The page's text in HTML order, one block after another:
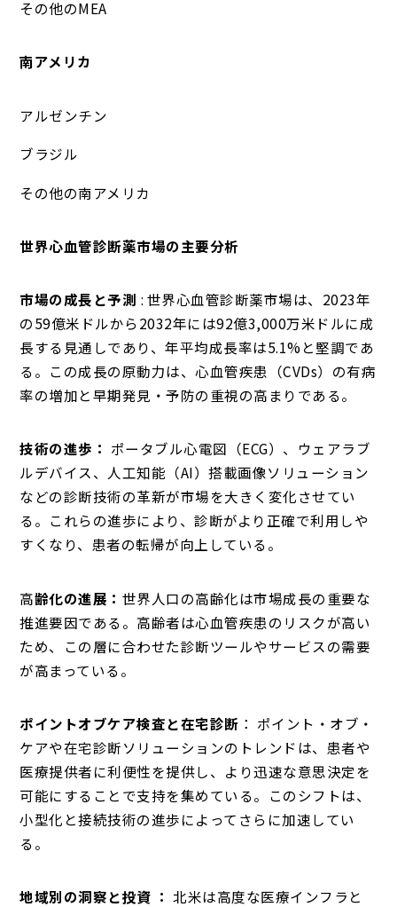
その他のMEA
南アメリカ
アルゼンチン
ブラジル
その他の南アメリカ
世界心血管診断薬市場の主要分析
市場の成長と予測 : 世界心血管診断薬市場は、2023年
の59億米ドルから2032年には92億3,000万米ドルに成
長する見通しであり、年平均成長率は5.1%と堅調であ
る。この成長の原動力は、心血管疾患（CVDs）の有病
率の増加と早期発見・予防の重視の高まりである。
技術の進歩： ポータブル心電図（ECG）、ウェアラブ
ルデバイス、人工知能（AI）搭載画像ソリューション
などの診断技術の革新が市場を大きく変化させてい
る。これらの進歩により、診断がより正確で利用しや
すくなり、患者の転帰が向上している。
高齢化の進展： 世界人口の高齢化は市場成長の重要な
推進要因である。高齢者は心血管疾患のリスクが高い
ため、この層に合わせた診断ツールやサービスの需要
が高まっている。
ポイントオブケア検査と在宅診断 ： ポイント・オブ・
ケアや在宅診断ソリューションのトレンドは、患者や
医療提供者に利便性を提供し、より迅速な意思決定を
可能にすることで支持を集めている。このシフトは、
小型化と接続技術の進歩によってさらに加速してい
る。
地域別の洞察と投資 ： 北米は高度な医療インフラと